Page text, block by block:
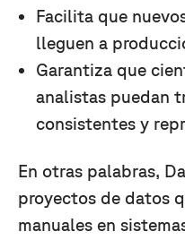
Facilita que
lleguen a
Garantiza que
analistas puedan
consistentes y
En otras palabras,
proyectos de datos
manuales en